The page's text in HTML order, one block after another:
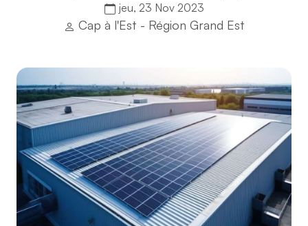
jeu, 23 Nov 2023
Cap à l'Est - Région Grand Est